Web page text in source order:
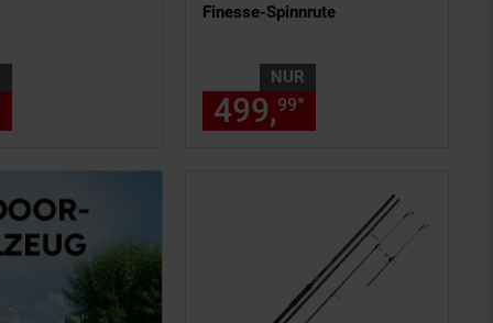
am Seitenende
Fußnote, Details am
€ Sternchen Fußnote,
Finesse-Spinnrute
NUR
499,99*